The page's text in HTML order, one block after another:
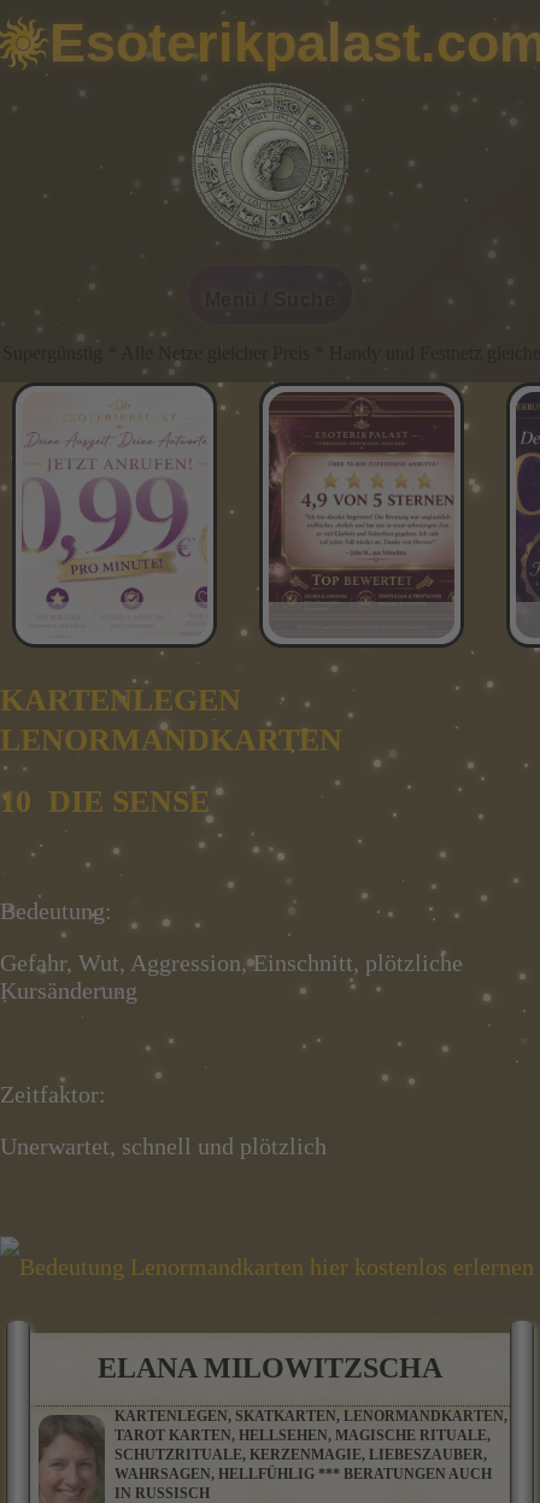
Preis * Handy und Festnetz gleicher Preis * Immer Günstig
KARTENLEGEN
LENORMANDKARTEN
10 DIE SENSE
Bedeutung:
Gefahr, Wut, Aggression, Einschnitt, plötzliche
Kursänderung
Zeitfaktor:
Unerwartet, schnell und plötzlich
ELANA MILOWITZSCHA
KARTENLEGEN, SKATKARTEN, LENORMANDKARTEN,
TAROT KARTEN, HELLSEHEN, MAGISCHE RITUALE,
SCHUTZRITUALE, KERZENMAGIE, LIEBESZAUBER,
WAHRSAGEN, HELLFÜHLIG *** BERATUNGEN AUCH
IN RUSSISCH